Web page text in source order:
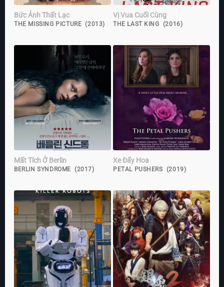
Bức Ảnh Thất Lạc
THE MISSING PICTURE (2013)
Vị Vua Cuối Cùng
THE LAST KING (2016)
Mất Tích Ở Berlin
BERLIN SYNDROME (2017)
Xe Đẩy Hoa
PETAL PUSHERS (2019)